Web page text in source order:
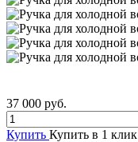
37 000 руб.
Купить Купить в 1 клик